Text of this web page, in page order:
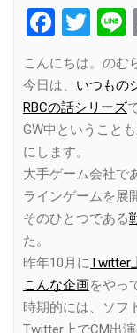
こんにちは。のむ
今日は、 いつもの
RBCの話シリーズ
GW中ということ
にします。
大手ゲーム会社で
ラインゲームを展
そのひとつである
た。
昨年10月にTwitter
こんな企画をやっ
時期的には、ソフ
Twitter上でCM出演